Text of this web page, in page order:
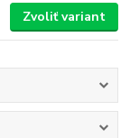
Zvoliť variant